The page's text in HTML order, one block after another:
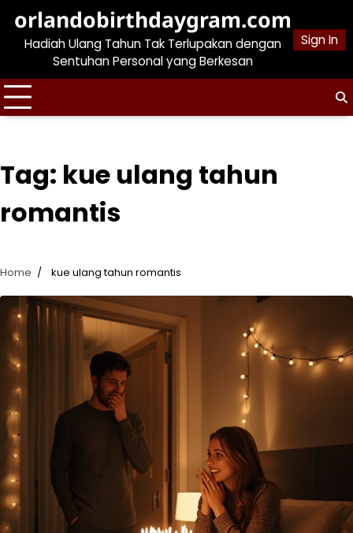
content
orlandobirthdaygram.com
Hadiah Ulang Tahun Tak Terlupakan dengan
Sentuhan Personal yang Berkesan
Sign In
Tag: kue ulang tahun
romantis
Home kue ulang tahun romantis